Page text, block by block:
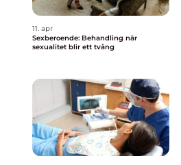
11. apr
Sexberoende: Behandling när
sexualitet blir ett tvång